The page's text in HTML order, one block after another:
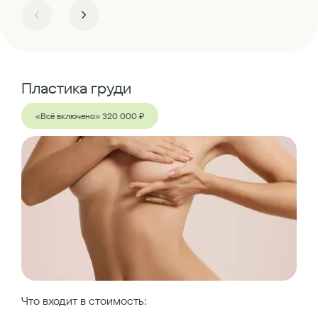
Пластика груди
«Всё включено» 320 000 ₽
Что входит в стоимость: